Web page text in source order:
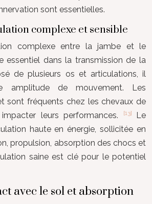
sont essentielles.
complexe et sensible
complexe entre la jambe et le
essentiel dans la transmission de la
de plusieurs os et articulations, il
amplitude de mouvement. Les
sont fréquents chez les chevaux de
leurs performances.
[13] Le
haute en énergie, sollicitée en
propulsion, absorption des chocs et
saine est clé pour le potentiel
avec le sol et absorption